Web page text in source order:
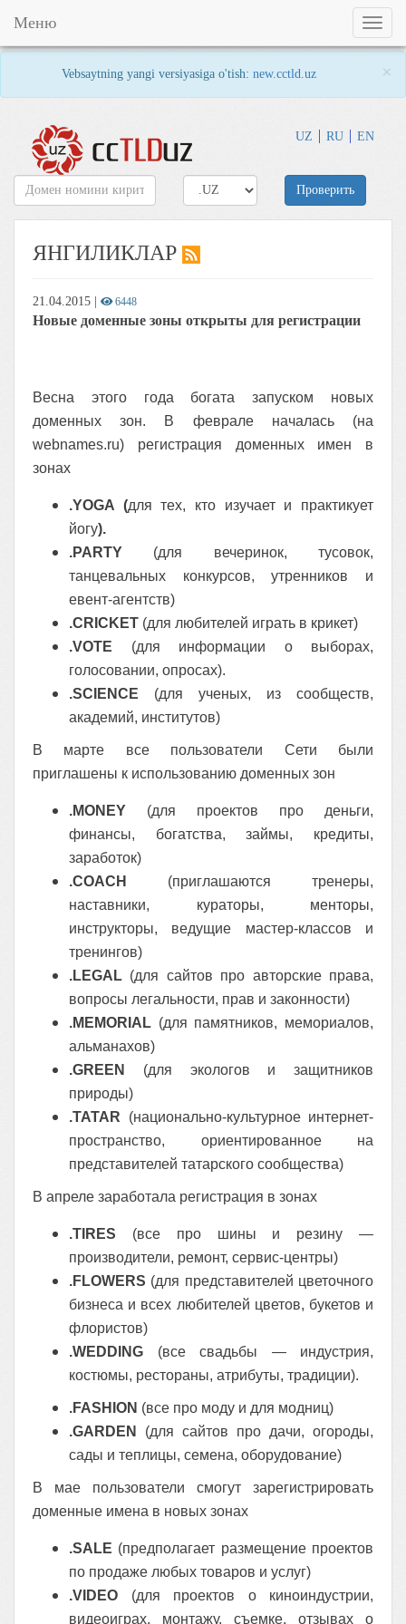
Vebsaytning yangi versiyasiga o'tish: new.cctld.uz ×
UZ RU EN
Toggle
Меню
Проверить
ЯНГИЛИКЛАР
21.04.2015 6448
Новые доменные зоны открыты для регистрации
Весна этого года богата запуском новых
доменных зон. В феврале началась (на
webnames.ru) регистрация доменных имен в
зонах
.YOGA (для тех, кто изучает и практикует
йогу).
.PARTY (для вечеринок, тусовок,
танцевальных конкурсов, утренников и
евент-агентств)
.CRICKET (для любителей играть в крикет)
.VOTE (для информации о выборах,
голосовании, опросах).
.SCIENCE (для ученых, из сообществ,
академий, институтов)
В марте все пользователи Сети были
приглашены к использованию доменных зон
.MONEY (для проектов про деньги,
финансы, богатства, займы, кредиты,
заработок)
.COACH (приглашаются тренеры,
наставники, кураторы, менторы,
инструкторы, ведущие мастер-классов и
тренингов)
.LEGAL (для сайтов про авторские права,
вопросы легальности, прав и законности)
.MEMORIAL (для памятников, мемориалов,
альманахов)
.GREEN (для экологов и защитников
природы)
.TATAR (национально-культурное интернет-
пространство, ориентированное на
представителей татарского сообщества)
В апреле заработала регистрация в зонах
.TIRES (все про шины и резину —
производители, ремонт, сервис-центры)
.FLOWERS (для представителей цветочного
бизнеса и всех любителей цветов, букетов и
флористов)
.WEDDING (все свадьбы — индустрия,
костюмы, рестораны, атрибуты, традиции).
.FASHION (все про моду и для модниц)
.GARDEN (для сайтов про дачи, огороды,
сады и теплицы, семена, оборудование)
В мае пользователи смогут зарегистрировать
доменные имена в новых зонах
.SALE (предполагает размещение проектов
по продаже любых товаров и услуг)
.VIDEO (для проектов о киноиндустрии,
видеоиграх, монтажу, съемке, отзывах о